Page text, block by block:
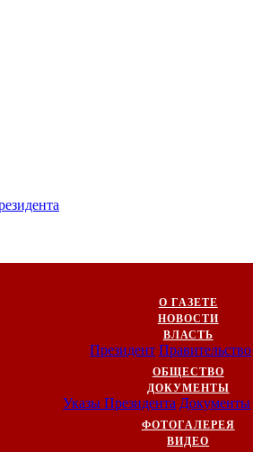
О ГАЗЕТЕ
НОВОСТИ
ВЛАСТЬ
Президент Правительство
ОБЩЕСТВО
ДОКУМЕНТЫ
Указы Президента Документы
ФОТОГАЛЕРЕЯ
ВИДЕО